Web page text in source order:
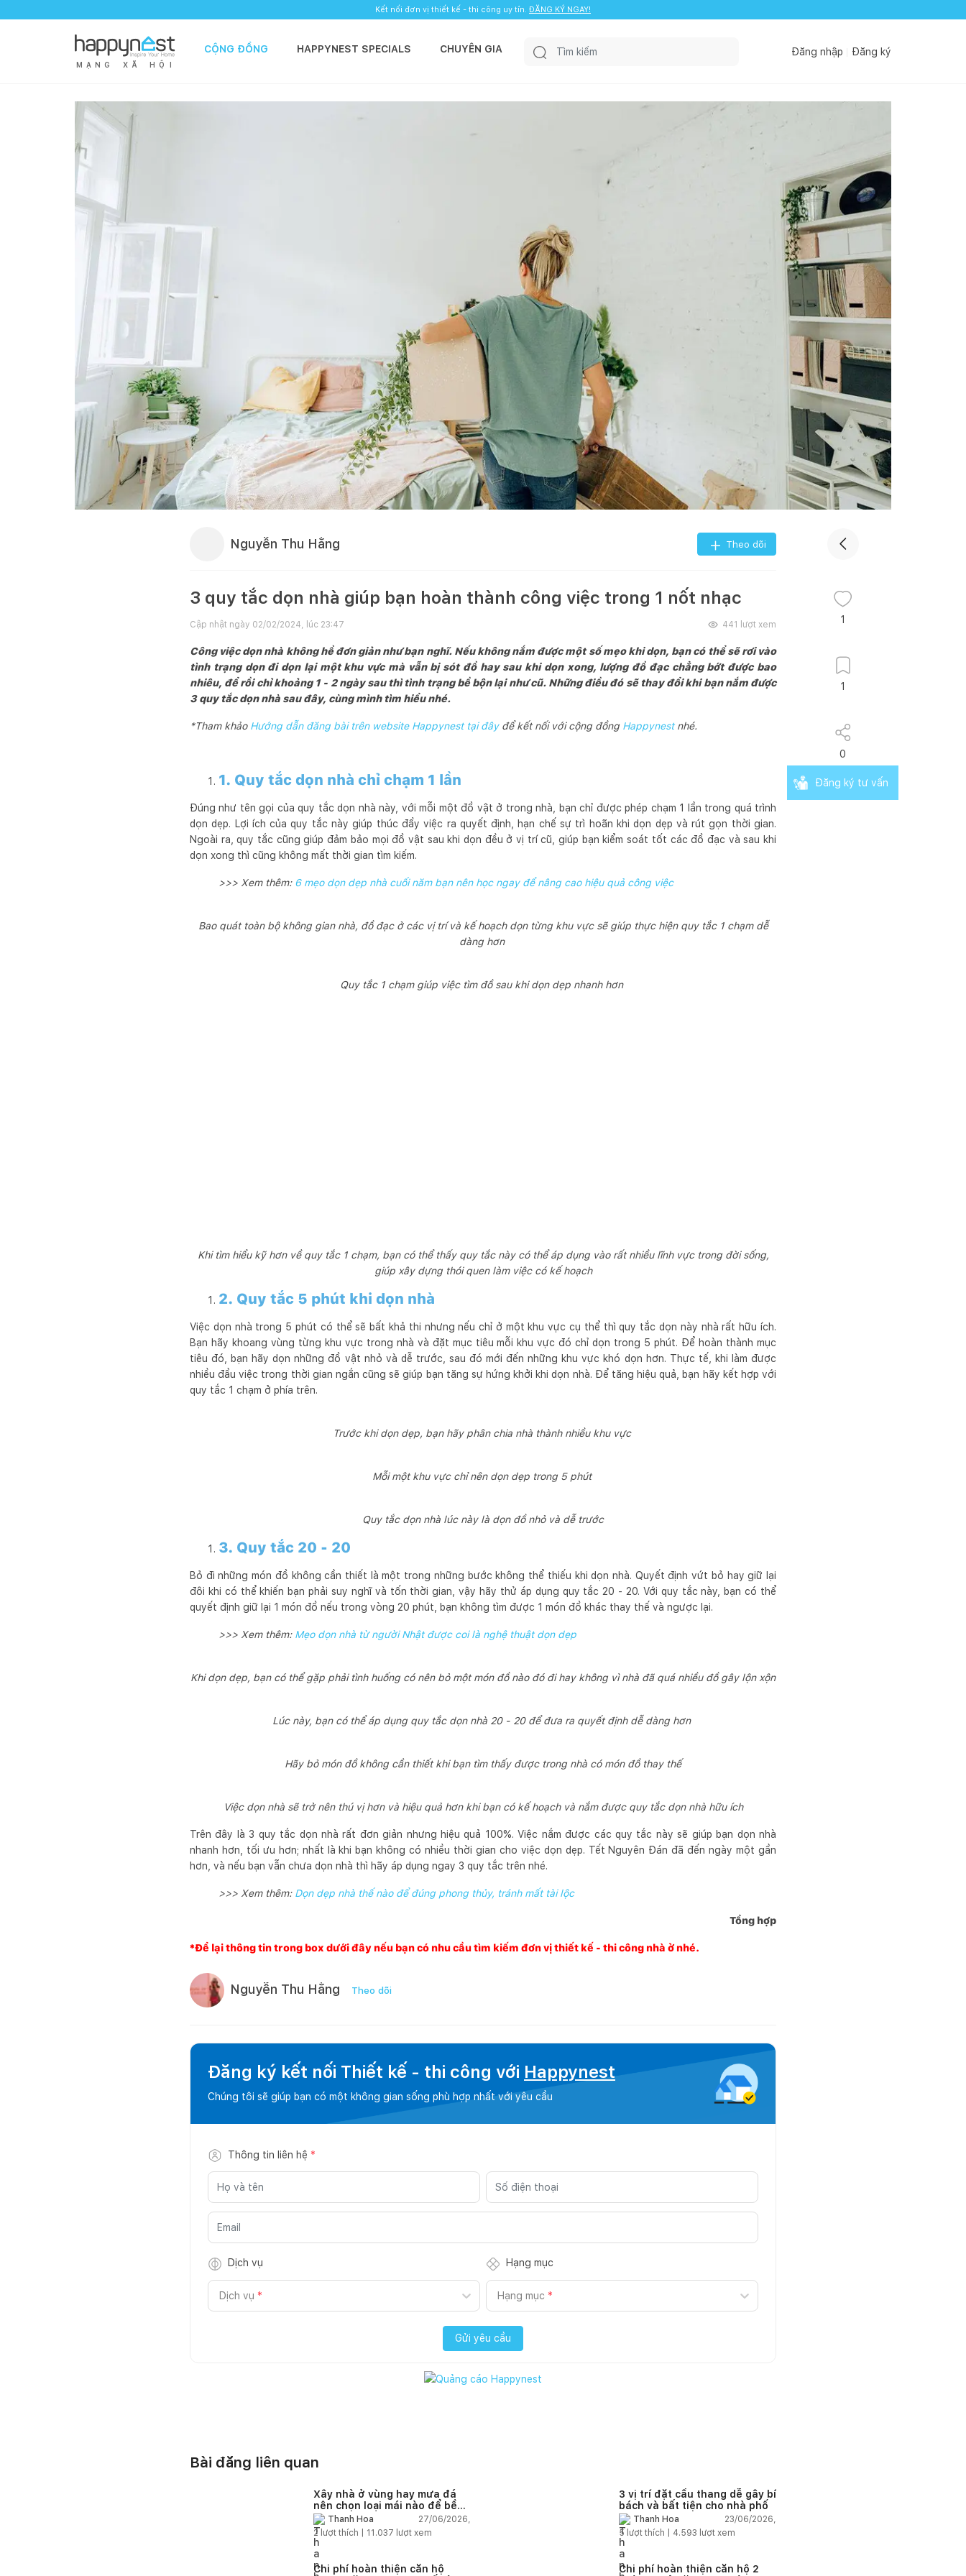
Kết nối đơn vị thiết kế - thi công uy tín. ĐĂNG KÝ NGAY!
M Ạ N G X Ã H Ộ I
CỘNG ĐỒNG HAPPYNEST SPECIALS CHUYÊN GIA Đăng nhập Đăng ký
Nguyễn Thu Hằng Theo dõi
3 quy tắc dọn nhà giúp bạn hoàn thành công việc trong 1 nốt nhạc
Cập nhật ngày 02/02/2024, lúc 23:47 441 lượt xem
Công việc dọn nhà không hề đơn giản như bạn nghĩ. Nếu không nắm được một số mẹo khi dọn, bạn có thể sẽ rơi vào
tình trạng dọn đi dọn lại một khu vực mà vẫn bị sót đồ hay sau khi dọn xong, lượng đồ đạc chẳng bớt được bao
nhiêu, để rồi chỉ khoảng 1 - 2 ngày sau thì tình trạng bề bộn lại như cũ. Những điều đó sẽ thay đổi khi bạn nắm được
3 quy tắc dọn nhà sau đây, cùng mình tìm hiểu nhé.
*Tham khảo Hướng dẫn đăng bài trên website Happynest tại đâyđể kết nối với cộng đồng Happynest nhé.
1. Quy tắc dọn nhà chỉ chạm 1 lần
Đúng như tên gọi của quy tắc dọn nhà này, với mỗi một đồ vật ở trong nhà, bạn chỉ được phép chạm 1 lần trong quá trình
dọn dẹp. Lợi ích của quy tắc này giúp thúc đẩy việc ra quyết định, hạn chế sự trì hoãn khi dọn dẹp và rút gọn thời gian.
Ngoài ra, quy tắc cũng giúp đảm bảo mọi đồ vật sau khi dọn đều ở vị trí cũ, giúp bạn kiểm soát tốt các đồ đạc và sau khi
dọn xong thì cũng không mất thời gian tìm kiếm.
>>> Xem thêm: 6 mẹo dọn dẹp nhà cuối năm bạn nên học ngay để nâng cao hiệu quả công việc
Bao quát toàn bộ không gian nhà, đồ đạc ở các vị trí và kế hoạch dọn từng khu vực sẽ giúp thực hiện quy tắc 1 chạm dễ
dàng hơn
Quy tắc 1 chạm giúp việc tìm đồ sau khi dọn dẹp nhanh hơn
Khi tìm hiểu kỹ hơn về quy tắc 1 chạm, bạn có thể thấy quy tắc này có thể áp dụng vào rất nhiều lĩnh vực trong đời sống,
giúp xây dựng thói quen làm việc có kế hoạch
2. Quy tắc 5 phút khi dọn nhà
Việc dọn nhà trong 5 phút có thể sẽ bất khả thi nhưng nếu chỉ ở một khu vực cụ thể thì quy tắc dọn này nhà rất hữu ích.
Bạn hãy khoang vùng từng khu vực trong nhà và đặt mục tiêu mỗi khu vực đó chỉ dọn trong 5 phút. Để hoàn thành mục
tiêu đó, bạn hãy dọn những đồ vật nhỏ và dễ trước, sau đó mới đến những khu vực khó dọn hơn. Thực tế, khi làm được
nhiều đầu việc trong thời gian ngắn cũng sẽ giúp bạn tăng sự hứng khởi khi dọn nhà. Để tăng hiệu quả, bạn hãy kết hợp với
quy tắc 1 chạm ở phía trên.
Trước khi dọn dẹp, bạn hãy phân chia nhà thành nhiều khu vực
Mỗi một khu vực chỉ nên dọn dẹp trong 5 phút
Quy tắc dọn nhà lúc này là dọn đồ nhỏ và dễ trước
3. Quy tắc 20 - 20
Bỏ đi những món đồ không cần thiết là một trong những bước không thể thiếu khi dọn nhà. Quyết định vứt bỏ hay giữ lại
đôi khi có thể khiến bạn phải suy nghĩ và tốn thời gian, vậy hãy thử áp dụng quy tắc 20 - 20. Với quy tắc này, bạn có thể
quyết định giữ lại 1 món đồ nếu trong vòng 20 phút, bạn không tìm được 1 món đồ khác thay thế và ngược lại.
>>> Xem thêm: Mẹo dọn nhà từ người Nhật được coi là nghệ thuật dọn dẹp
Khi dọn dẹp, bạn có thể gặp phải tình huống có nên bỏ một món đồ nào đó đi hay không vì nhà đã quá nhiều đồ gây lộn xộn
Lúc này, bạn có thể áp dụng quy tắc dọn nhà 20 - 20 để đưa ra quyết định dễ dàng hơn
Hãy bỏ món đồ không cần thiết khi bạn tìm thấy được trong nhà có món đồ thay thế
Việc dọn nhà sẽ trở nên thú vị hơn và hiệu quả hơn khi bạn có kế hoạch và nắm được quy tắc dọn nhà hữu ích
Trên đây là 3 quy tắc dọn nhà rất đơn giản nhưng hiệu quả 100%. Việc nắm được các quy tắc này sẽ giúp bạn dọn nhà
nhanh hơn, tối ưu hơn; nhất là khi bạn không có nhiều thời gian cho việc dọn dẹp. Tết Nguyên Đán đã đến ngày một gần
hơn, và nếu bạn vẫn chưa dọn nhà thì hãy áp dụng ngay 3 quy tắc trên nhé.
>>> Xem thêm: Dọn dẹp nhà thế nào để đúng phong thủy, tránh mất tài lộc
Tổng hợp
*Để lại thông tin trong box dưới đây nếu bạn có nhu cầu tìm kiếm đơn vị thiết kế - thi công nhà ở nhé.
Nguyễn Thu Hằng Theo dõi
Đăng ký kết nối Thiết kế - thi công với Happynest
Chúng tôi sẽ giúp bạn có một không gian sống phù hợp nhất với yêu cầu
Thông tin liên hệ *
Dịch vụ
Dịch vụ *
Hạng mục
Hạng mục *
Gửi yêu cầu
Bài đăng liên quan
Xây nhà ở vùng hay mưa đá
nên chọn loại mái nào để bền
và an toàn?
Thanh Hoa
27/06/2026,
2 lượt thích | 11.037 lượt xem
3 vị trí đặt cầu thang dễ gây bí
bách và bất tiện cho nhà phố
Thanh Hoa
23/06/2026,
5 lượt thích | 4.593 lượt xem
Chi phí hoàn thiện căn hộ
Chi phí hoàn thiện căn hộ 2
1
1
0
Đăng ký tư vấn